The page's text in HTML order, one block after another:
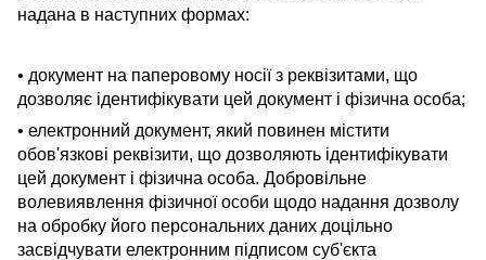
надана в наступних формах:
• документ на паперовому носії з реквізитами, що
дозволяє ідентифікувати цей документ і фізична особа;
• електронний документ, який повинен містити
обов'язкові реквізити, що дозволяють ідентифікувати
цей документ і фізична особа. Добровільне
волевиявлення фізичної особи щодо надання дозволу
на обробку його персональних даних доцільно
засвідчувати електронним підписом суб'єкта